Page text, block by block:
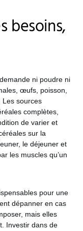
besoins,
ni poudre ni
œufs, poisson,
Les sources
complètes,
de varier et
sur la
le déjeuner et
les muscles qu’un
pour une
dépanner en cas
mais elles
Investir dans de